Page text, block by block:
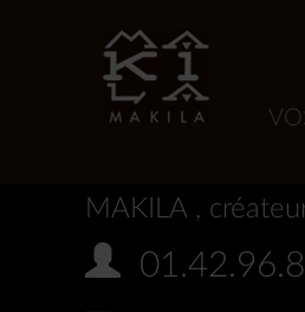
MAKILA ,